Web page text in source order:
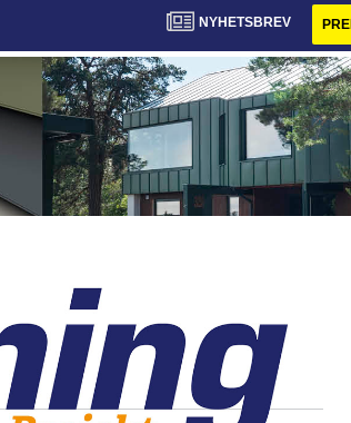
NYHETSBREV